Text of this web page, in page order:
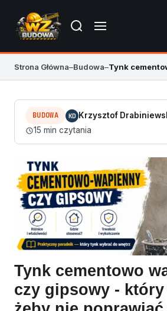
Strona Główna–Budowa–
BUDOWA KD Krzysztof
15 min czytania
Tynk cementowo
czy gipsowy -